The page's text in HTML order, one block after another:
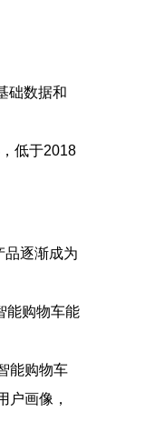
础数据和
低于2018
品逐渐成为
能购物车能
能购物车
户画像，